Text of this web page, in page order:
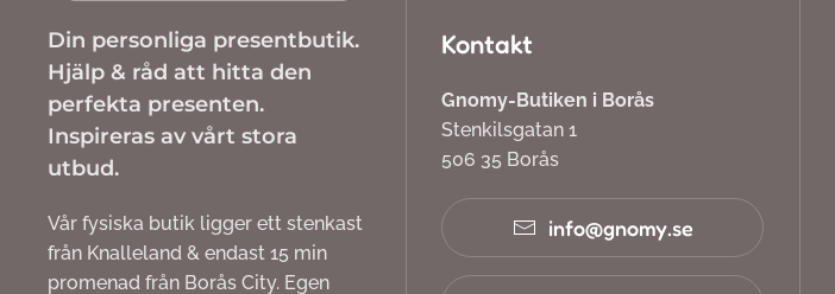
Din personliga presentbutik.
Hjälp & råd att hitta den
perfekta presenten.
Inspireras av vårt stora
utbud.
Vår fysiska butik ligger ett stenkast
från Knalleland & endast 15 min
promenad från Borås City. Egen
Kontakt
Gnomy-Butiken i Borås
Stenkilsgatan 1
506 35 Borås
info@gnomy.se